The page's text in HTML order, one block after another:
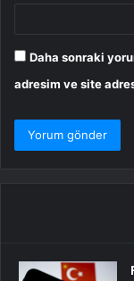
Daha sonraki
adresim ve site